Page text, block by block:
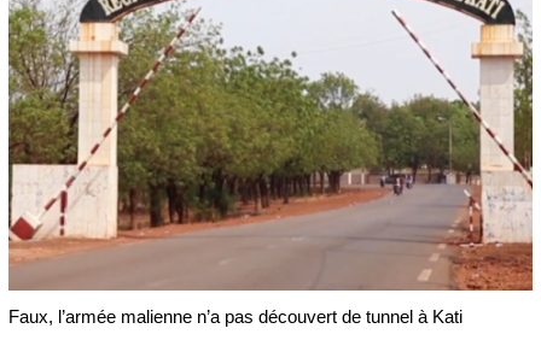
Faux, l’armée malienne n’a pas découvert de tunnel à Kati